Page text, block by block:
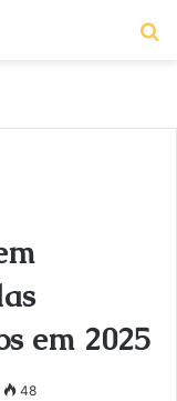
em 2025
48